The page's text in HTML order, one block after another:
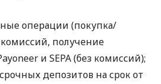
операции (покупка/
получение
и SEPA (без комиссий);
депозитов на срок от